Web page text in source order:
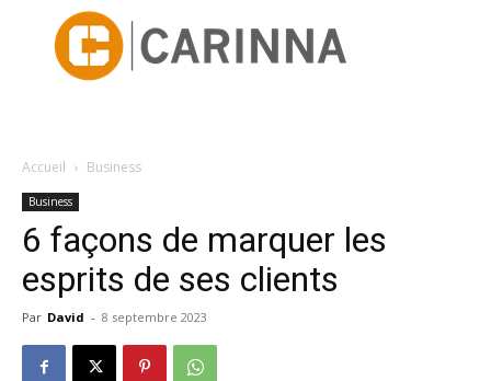
Accueil Business
Business
6 façons de marquer les
esprits de ses clients
Par David - 8 septembre 2023